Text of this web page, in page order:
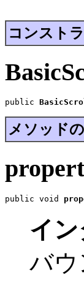
コンスト
public
メソッド
public void
イ
バウ